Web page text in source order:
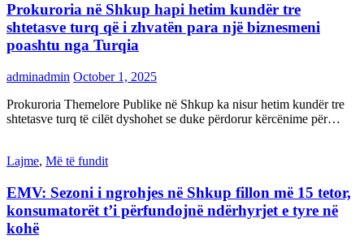
Prokuroria në Shkup hapi hetim kundër tre
shtetasve turq që i zhvatën para një biznesmeni
poashtu nga Turqia
adminadmin October 1, 2025
Prokuroria Themelore Publike në Shkup ka nisur hetim kundër tre
shtetasve turq të cilët dyshohet se duke përdorur kërcënime për…
Lajme, Më të fundit
EMV: Sezoni i ngrohjes në Shkup fillon më 15 tetor,
konsumatorët t’i përfundojnë ndërhyrjet e tyre në
kohë